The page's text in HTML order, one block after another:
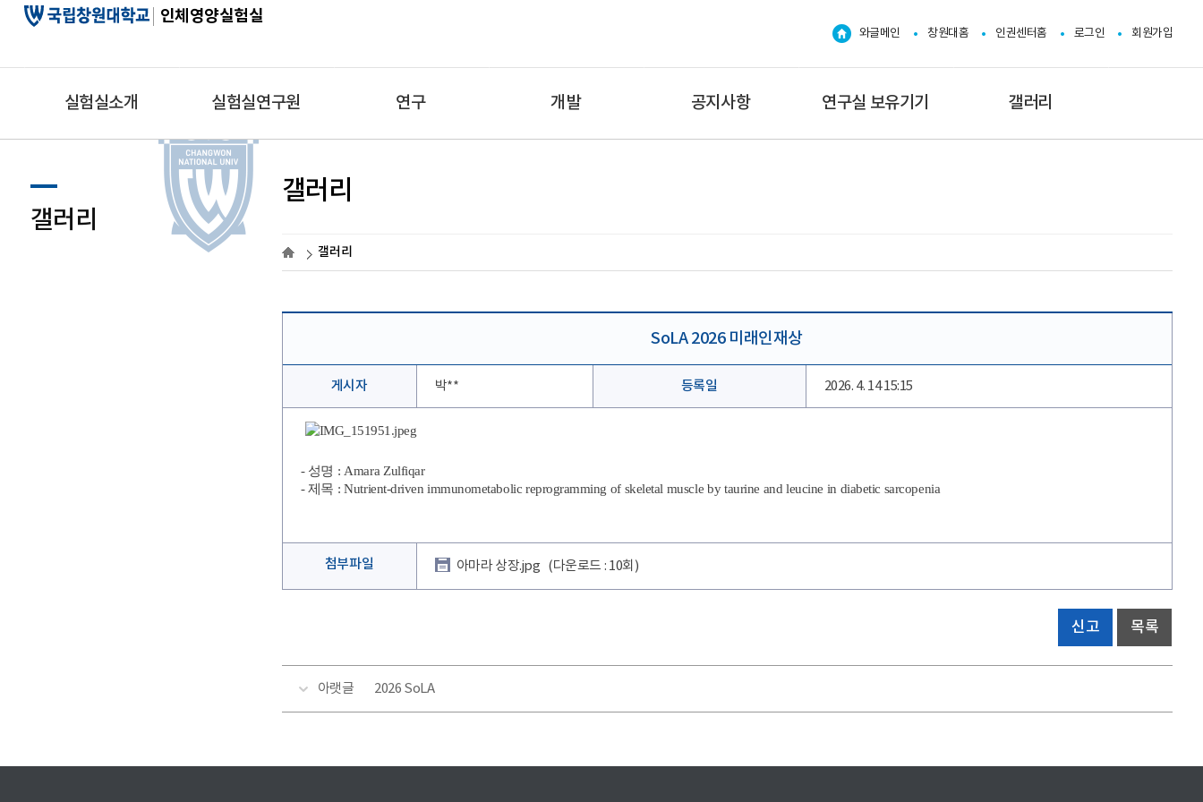
인체영양실험실
와글메인 창원대홈 인권센터홈 로그인 회원가입
실험실소개 실험실연구원
교수
실험실원
지도 대학원생
연구
학술논문
개발 공지사항 연구실 보유기기 갤러리
갤러리
갤러리
갤러리
SoLA 2026 미래인재상
게시자 박** 등록일 2026. 4. 14 15:15
- 성명 : Amara Zulfiqar
- 제목 : Nutrient-driven immunometabolic reprogramming of skeletal muscle by taurine and leucine in diabetic sarcopenia
첨부파일 아마라 상장.jpg (다운로드 : 10회)
신고 목록
아랫글 2026 SoLA